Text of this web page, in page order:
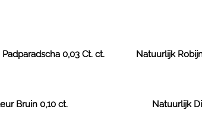
0,03 Ct. ct. Natuurlijk
Bruin 0,10 ct. Natuurlijk